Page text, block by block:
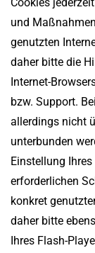
und
genutzten
daher bitte die
Internet-
bzw. Support.
allerdings nicht
unterbunden
Einstellung
erforderlichen
konkret
daher bitte
Ihres Flash-